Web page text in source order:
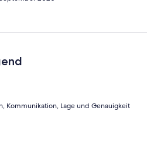
Kommunikation, Lage und Genauigkeit